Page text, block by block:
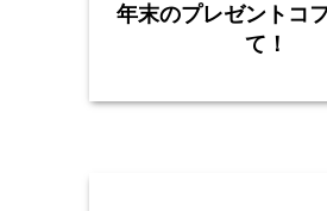
年末のプレゼントコ
て！